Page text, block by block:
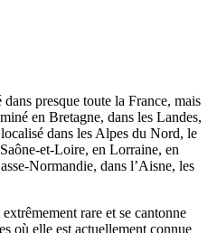
presque toute la France, mais
en Bretagne, dans les Landes,
dans les Alpes du Nord, le
et-Loire, en Lorraine, en
Normandie, dans l’Aisne, les
rare et se cantonne
où elle est actuellement connue